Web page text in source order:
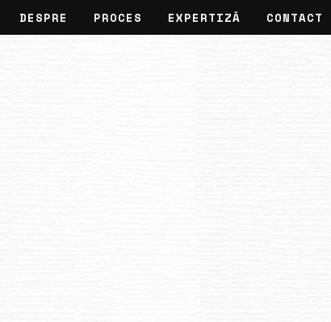
DESPRE PROCES EXPERTIZĂ CONTACT